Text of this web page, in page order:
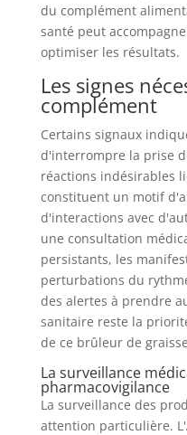
du complément
santé peut
optimiser les résultats.
Les signes
complément
Certains signaux
d'interrompre la prise
réactions indésirables
constituent un motif
d'interactions avec
une consultation
persistants, les
perturbations du
des alertes à prendre
sanitaire reste la
de ce brûleur de
La surveillance
pharmacovigilance
La surveillance des
attention particulière.